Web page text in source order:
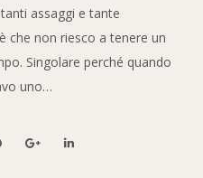
assaggi e tante
che non riesco a tenere un
Singolare perché quando
uno…